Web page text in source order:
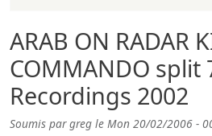
ARAB ON RADAR
COMMANDO split
Recordings 2002
Soumis pargreg le Mon 20/02/2006 -